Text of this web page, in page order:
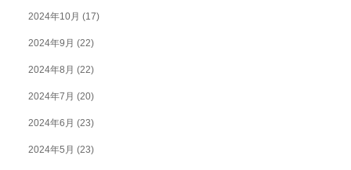
2024年10月 (17)
2024年9月 (22)
2024年8月 (22)
2024年7月 (20)
2024年6月 (23)
2024年5月 (23)